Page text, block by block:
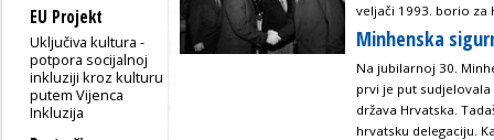
EU Projekt
Uključiva kultura -
potpora socijalnoj
inkluziji kroz kulturu
putem Vijenca
Inkluzija
veljači 1993. borio za
Minhenska
Na jubilarnoj 30.
prvi je put
država Hrvatska.
hrvatsku delegaciju.